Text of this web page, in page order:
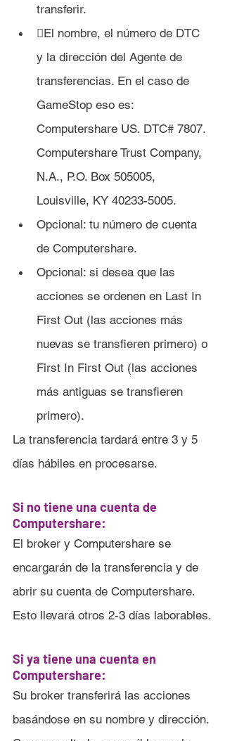
transferir.
El nombre, el número de DTC
y la dirección del Agente de
transferencias. En el caso de
GameStop eso es:
Computershare US. DTC# 7807.
Computershare Trust Company,
N.A., P.O. Box 505005,
Louisville, KY 40233-5005.
Opcional: tu número de cuenta
de Computershare.
Opcional: si desea que las
acciones se ordenen en Last In
First Out (las acciones más
nuevas se transfieren primero) o
First In First Out (las acciones
más antiguas se transfieren
primero).
La transferencia tardará entre 3 y 5
días hábiles en procesarse.
Si no tiene una cuenta de
Computershare:
El broker y Computershare se
encargarán de la transferencia y de
abrir su cuenta de Computershare.
Esto llevará otros 2-3 días laborables.
Si ya tiene una cuenta en
Computershare:
Su broker transferirá las acciones
basándose en su nombre y dirección.